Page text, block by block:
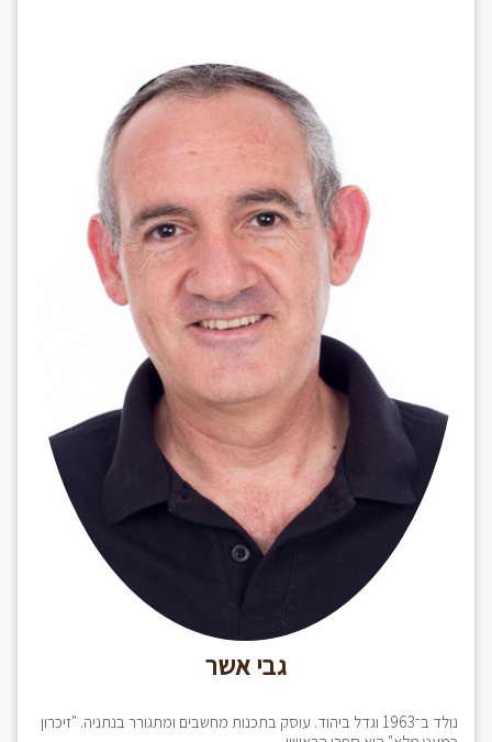
גבי אשר
נולד ב־1963 וגדל ביהוד. עוסק בתכנות מחשבים ומתגורר בנתניה. "זיכרון